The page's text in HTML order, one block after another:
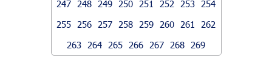
247
248 249 250 251 252 253
254
255
256 257 258 259 260 261
262
263
264 265 266 267 268 269